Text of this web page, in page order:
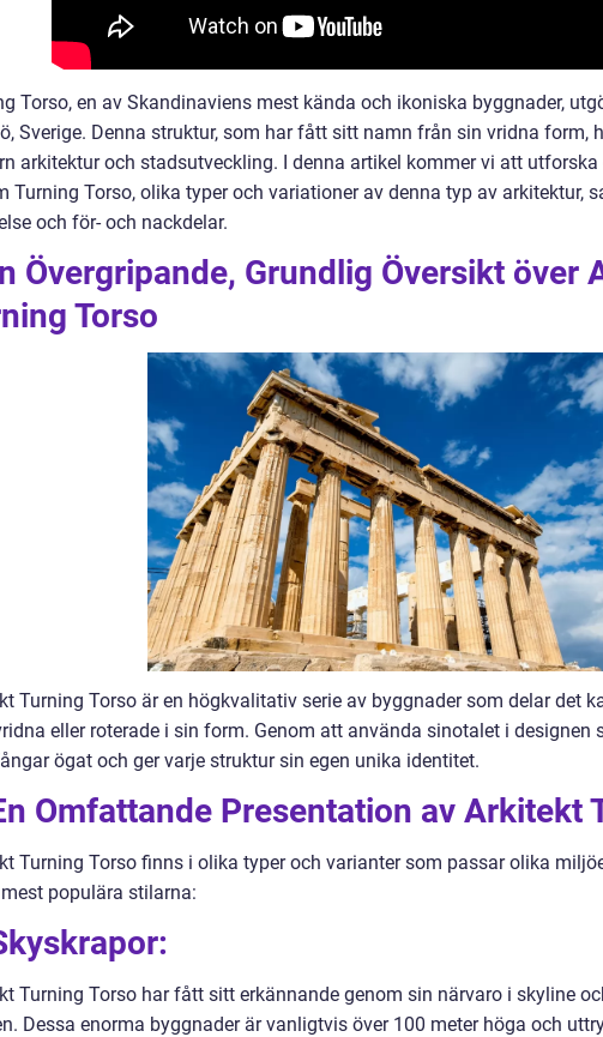
Torso, en av Skandinaviens mest kända och ikoniska byggnader,
Sverige. Denna struktur, som har fått sitt namn från sin vridna form,
arkitektur och stadsutveckling. I denna artikel kommer vi att
Turning Torso, olika typer och variationer av denna typ av arkitektur,
och för- och nackdelar.
Övergripande, Grundlig Översikt över
Torso
Turning Torso är en högkvalitativ serie av byggnader som delar det
eller roterade i sin form. Genom att använda sinotalet i designen
ögat och ger varje struktur sin egen unika identitet.
Omfattande Presentation av Arkitekt
Turning Torso finns i olika typer och varianter som passar olika
populära stilarna:
Turning Torso har fått sitt erkännande genom sin närvaro i skyline
Dessa enorma byggnader är vanligtvis över 100 meter höga och